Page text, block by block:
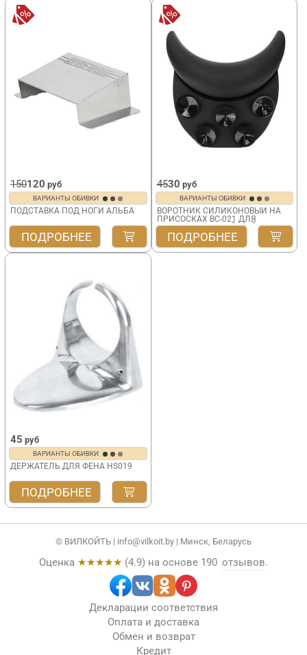
150120 руб
ВАРИАНТЫ ОБИВКИ
ПОДСТАВКА ПОД НОГИ АЛЬБА
ПОДРОБНЕЕ
4530 руб
ВАРИАНТЫ ОБИВКИ
ВОРОТНИК СИЛИКОНОВЫЙ НА
ПРИСОСКАХ BC-021 ДЛЯ
ПАРИКМАХЕРСКОЙ МОЙКИ
ПОДРОБНЕЕ
45 руб
ВАРИАНТЫ ОБИВКИ
ДЕРЖАТЕЛЬ ДЛЯ ФЕНА HS019
ПОДРОБНЕЕ
© ВИЛКОЙТЬ | info@vilkoit.by | Минск, Беларусь
Оценка ★★★★★ (4.9) на основе 190 отзывов.
Декларации соответствия
Оплата и доставка
Обмен и возврат
Кредит